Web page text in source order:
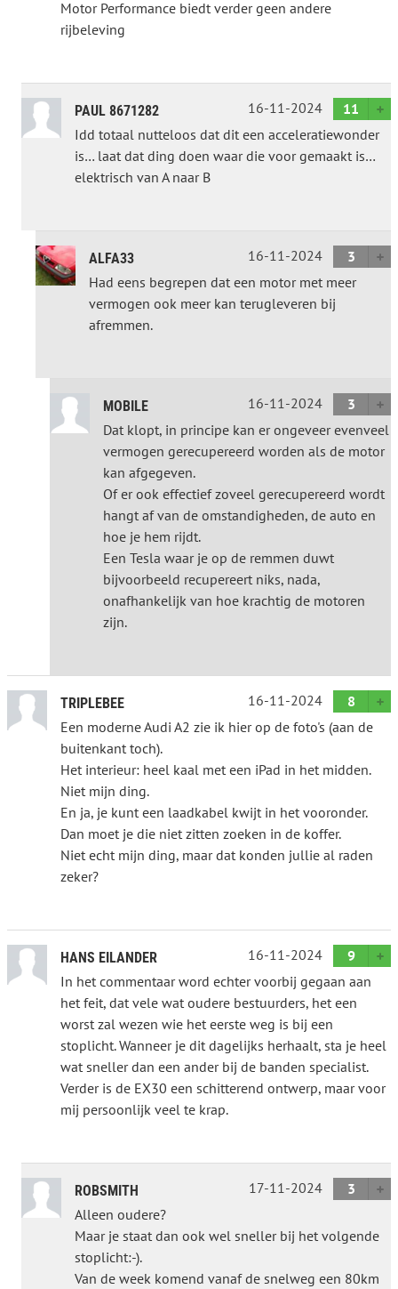
Motor Performance biedt verder geen andere
rijbeleving
PAUL 8671282 16-11-2024
11
Idd totaal nutteloos dat dit een acceleratiewonder
is… laat dat ding doen waar die voor gemaakt is…
elektrisch van A naar B
ALFA33 16-11-2024
3
Had eens begrepen dat een motor met meer
vermogen ook meer kan terugleveren bij
afremmen.
MOBILE 16-11-2024
3
Dat klopt, in principe kan er ongeveer evenveel
vermogen gerecupereerd worden als de motor
kan afgegeven.
Of er ook effectief zoveel gerecupereerd wordt
hangt af van de omstandigheden, de auto en
hoe je hem rijdt.
Een Tesla waar je op de remmen duwt
bijvoorbeeld recupereert niks, nada,
onafhankelijk van hoe krachtig de motoren
zijn.
TRIPLEBEE 16-11-2024
8
Een moderne Audi A2 zie ik hier op de foto's (aan de
buitenkant toch).
Het interieur: heel kaal met een iPad in het midden.
Niet mijn ding.
En ja, je kunt een laadkabel kwijt in het vooronder.
Dan moet je die niet zitten zoeken in de koffer.
Niet echt mijn ding, maar dat konden jullie al raden
zeker?
HANS EILANDER 16-11-2024
9
In het commentaar word echter voorbij gegaan aan
het feit, dat vele wat oudere bestuurders, het een
worst zal wezen wie het eerste weg is bij een
stoplicht. Wanneer je dit dagelijks herhaalt, sta je heel
wat sneller dan een ander bij de banden specialist.
Verder is de EX30 een schitterend ontwerp, maar voor
mij persoonlijk veel te krap.
ROBSMITH 17-11-2024
3
Alleen oudere?
Maar je staat dan ook wel sneller bij het volgende
stoplicht:-).
Van de week komend vanaf de snelweg een 80km